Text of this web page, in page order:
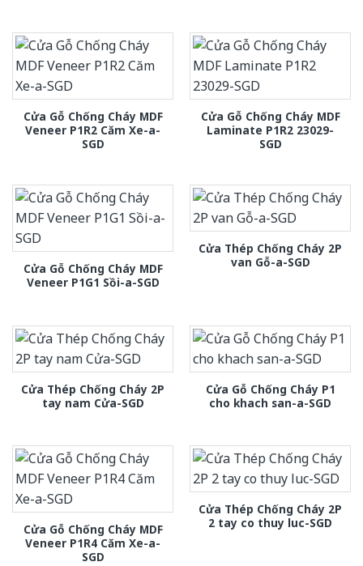
Cửa Gỗ Chống Cháy MDF
Veneer P1R2 Căm Xe-a-
SGD
Cửa Gỗ Chống Cháy MDF
Laminate P1R2 23029-
SGD
Cửa Gỗ Chống Cháy MDF
Veneer P1G1 Sồi-a-SGD
Cửa Thép Chống Cháy 2P
van Gỗ-a-SGD
Cửa Thép Chống Cháy 2P
tay nam Cửa-SGD
Cửa Gỗ Chống Cháy P1
cho khach san-a-SGD
Cửa Gỗ Chống Cháy MDF
Veneer P1R4 Căm Xe-a-
SGD
Cửa Thép Chống Cháy 2P
2 tay co thuy luc-SGD